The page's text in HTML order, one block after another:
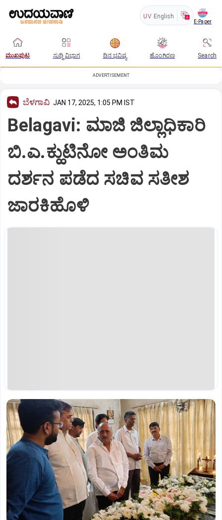
UV English
E-Paper
ಮುಖಪುಟ ಸುದ್ದಿ ವಿಭಾಗ ದಿನ ಭವಿಷ್ಯ ಹೊಂಗಿರಣ Search
ADVERTISEMENT
ಬೆಳಗಾವಿ JAN 17, 2025, 1:05 PM IST
Belagavi: ಮಾಜಿ ಜಿಲ್ಲಾಧಿಕಾರಿ
ಬಿ.ಎ.ಕ್ಹುಟಿನೋ ಅಂತಿಮ
ದರ್ಶನ ಪಡೆದ ಸಚಿವ ಸತೀಶ
ಜಾರಕಿಹೊಳಿ